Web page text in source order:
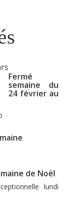
Fermé
semaine du
24 février au
de Noël
lundi